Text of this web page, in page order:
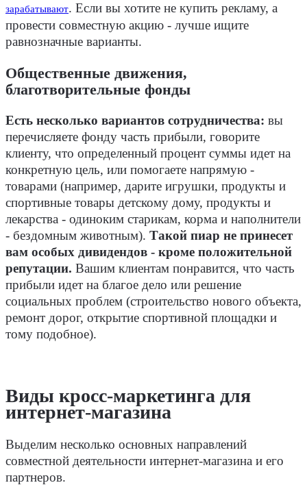
зарабатывают. Если вы хотите не купить рекламу, а
провести совместную акцию - лучше ищите
равнозначные варианты.
Общественные движения,
благотворительные фонды
Есть несколько вариантов сотрудничества: вы
перечисляете фонду часть прибыли, говорите
клиенту, что определенный процент суммы идет на
конкретную цель, или помогаете напрямую -
товарами (например, дарите игрушки, продукты и
спортивные товары детскому дому, продукты и
лекарства - одиноким старикам, корма и наполнители
- бездомным животным). Такой пиар не принесет
вам особых дивидендов - кроме положительной
репутации. Вашим клиентам понравится, что часть
прибыли идет на благое дело или решение
социальных проблем (строительство нового объекта,
ремонт дорог, открытие спортивной площадки и
тому подобное).
Виды кросс-маркетинга для
интернет-магазина
Выделим несколько основных направлений
совместной деятельности интернет-магазина и его
партнеров.